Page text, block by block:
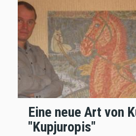
Eine neue Art von
"Kupjuropis"